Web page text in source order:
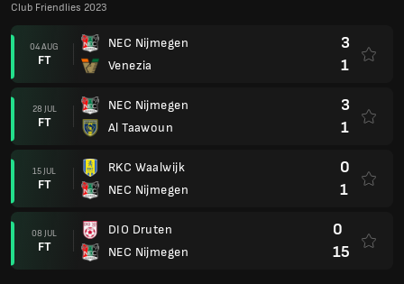
Club Friendlies 2023
04 AUG
FT
NEC Nijmegen
Venezia
3
1
28 JUL
FT
NEC Nijmegen
Al Taawoun
3
1
15 JUL
FT
RKC Waalwijk
NEC Nijmegen
0
1
08 JUL
FT
DIO Druten
NEC Nijmegen
0
15